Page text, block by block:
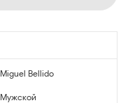
Miguel Bellido
Мужской